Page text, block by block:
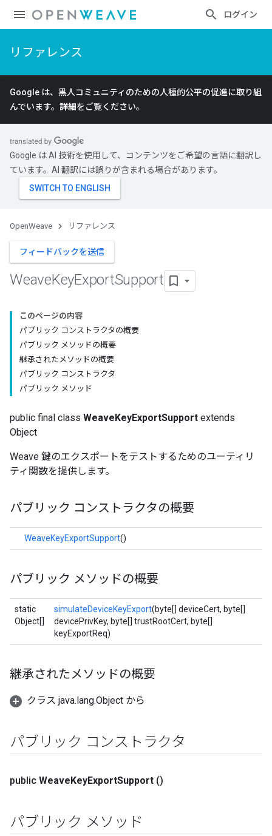
ログイン
リファレンス
Google は、黒人コミュニティのための人種的公平の促進に取り組
んでいます。 詳細をご覧ください。
Google は AI 技術を使用して、コンテンツをご希望の言語に翻訳し
ています。AI 翻訳には誤りが含まれる場合があります。
OpenWeave リファレンス
フィードバックを送信
WeaveKeyExportSupport
このページの内容
パブリック コンストラクタの概要
パブリック メソッドの概要
継承されたメソッドの概要
パブリック コンストラクタ
パブリック メソッド
public final class WeaveKeyExportSupport extends
Object
Weave 鍵のエクスポートをテストするためのユーティリ
ティ関数を提供します。
パブリック コンストラクタの概要
WeaveKeyExportSupport()
パブリック メソッドの概要
static
Object[]
simulateDeviceKeyExport(byte[] deviceCert, byte[]
devicePrivKey, byte[] trustRootCert, byte[]
keyExportReq)
継承されたメソッドの概要
クラス java.lang.Object から
パブリック コンストラクタ
public WeaveKeyExportSupport ()
パブリック メソッド